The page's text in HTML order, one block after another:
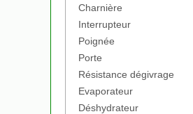
Charnière
Interrupteur
Poignée
Porte
Résistance dégivrage
Evaporateur
Déshydrateur